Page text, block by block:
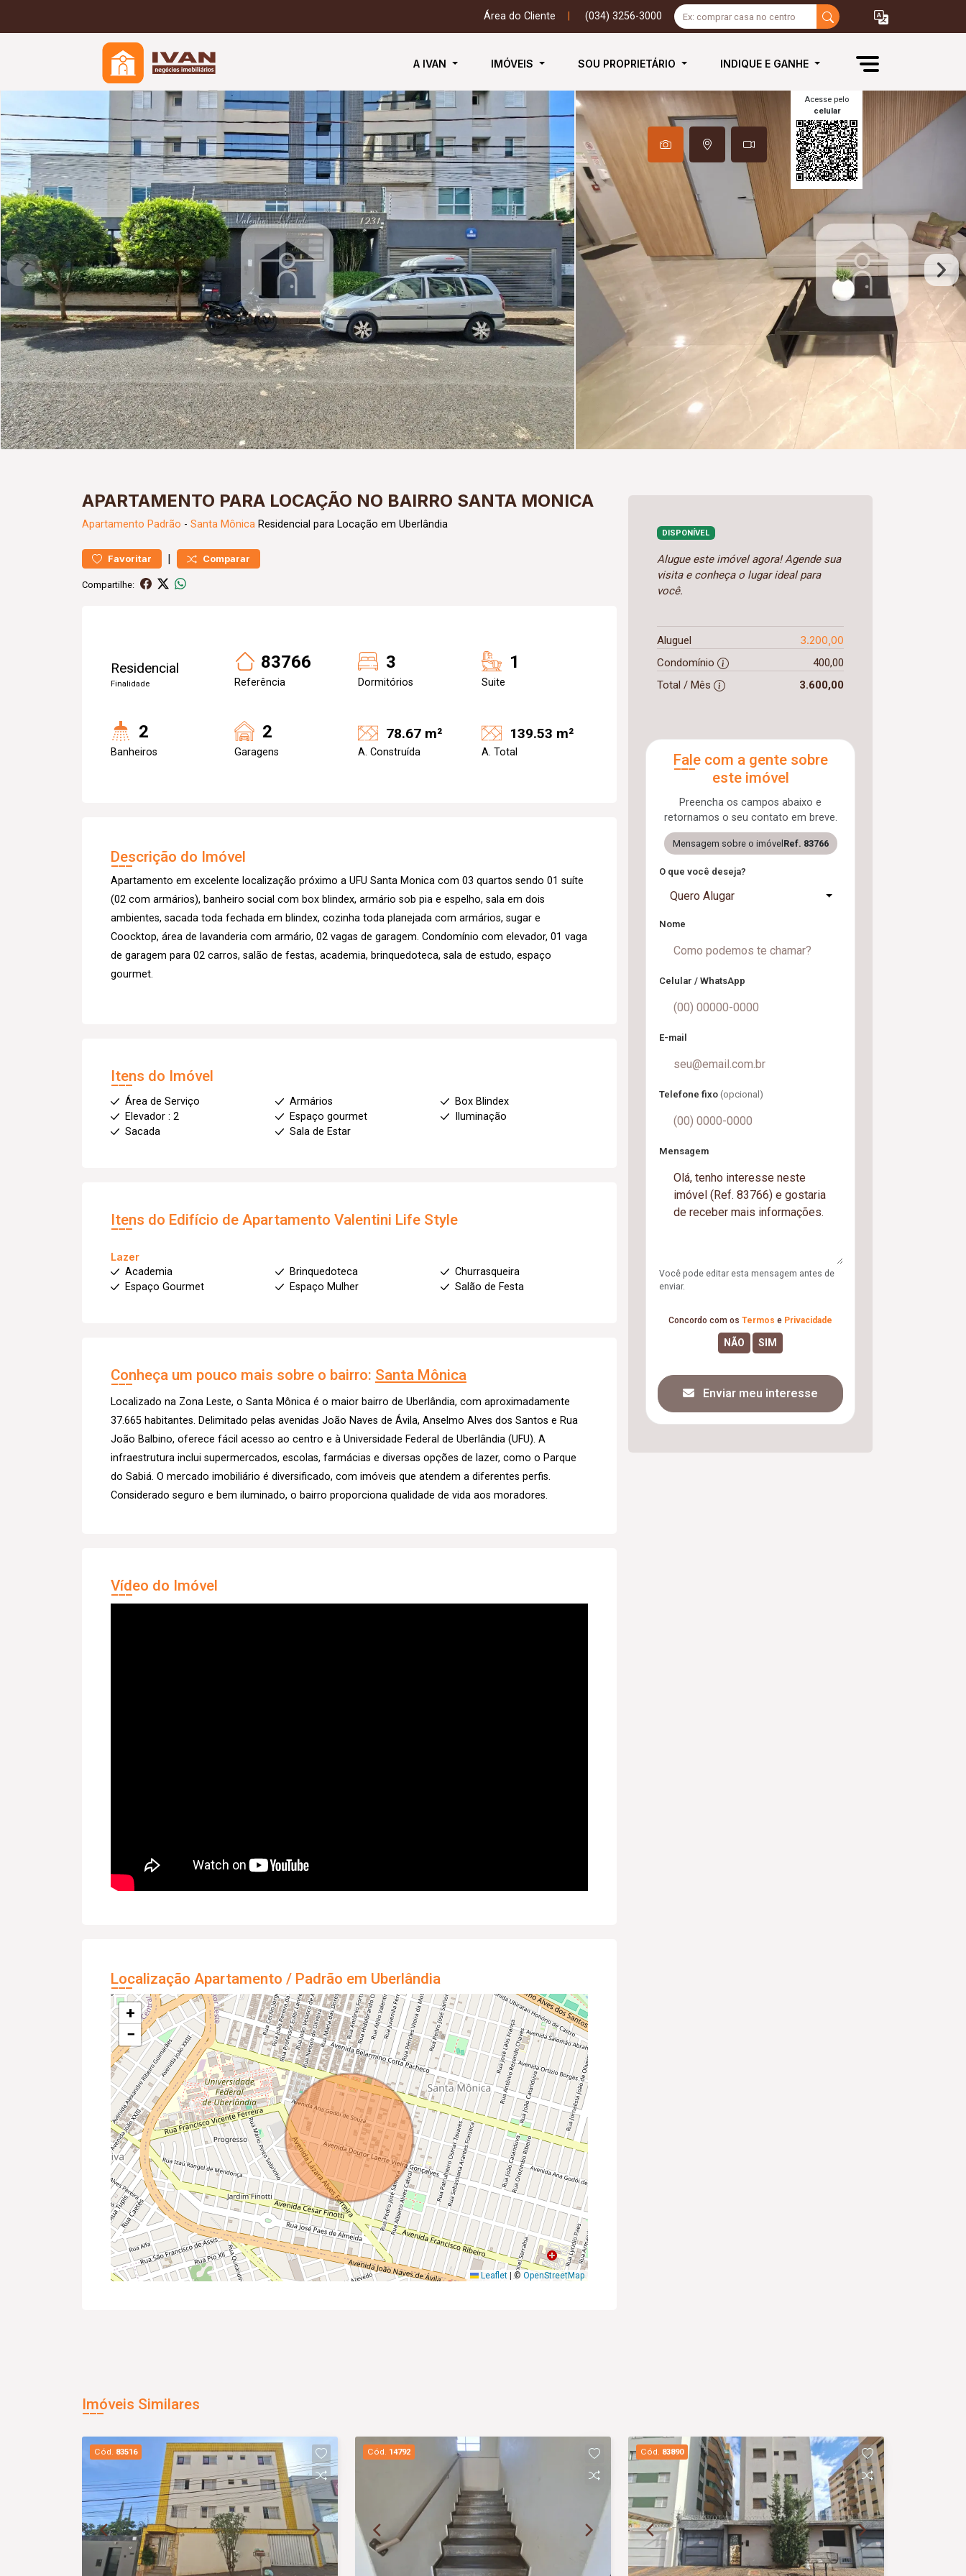
Área do Cliente (034) 3256-3000
A IVAN IMÓVEIS SOU PROPRIETÁRIO INDIQUE E GANHE
Acesse pelo
celular
APARTAMENTO PARA LOCAÇÃO NO BAIRRO SANTA MONICA
Apartamento Padrão - Santa Mônica Residencial para Locação em Uberlândia
Favoritar | Comparar
Compartilhe:
Residencial
Finalidade
83766
Referência
3
Dormitórios
1
Suite
2
Banheiros
2
Garagens
78.67 m²
A. Construída
139.53 m²
A. Total
Descrição do Imóvel
Apartamento em excelente localização próximo a UFU Santa Monica com 03 quartos sendo 01 suíte
(02 com armários), banheiro social com box blindex, armário sob pia e espelho, sala em dois
ambientes, sacada toda fechada em blindex, cozinha toda planejada com armários, sugar e
Coocktop, área de lavanderia com armário, 02 vagas de garagem. Condomínio com elevador, 01 vaga
de garagem para 02 carros, salão de festas, academia, brinquedoteca, sala de estudo, espaço
gourmet.
Itens do Imóvel
Área de Serviço Armários
Box Blindex
Elevador : 2
Espaço gourmet
Iluminação
Sacada
Sala de Estar
Itens do Edifício de Apartamento Valentini Life Style
Lazer
Academia
Brinquedoteca
Churrasqueira
Espaço Gourmet
Espaço Mulher Salão de Festa
Conheça um pouco mais sobre o bairro: Santa Mônica
Localizado na Zona Leste, o Santa Mônica é o maior bairro de Uberlândia, com aproximadamente
37.665 habitantes. Delimitado pelas avenidas João Naves de Ávila, Anselmo Alves dos Santos e Rua
João Balbino, oferece fácil acesso ao centro e à Universidade Federal de Uberlândia (UFU). A
infraestrutura inclui supermercados, escolas, farmácias e diversas opções de lazer, como o Parque
do Sabiá. O mercado imobiliário é diversificado, com imóveis que atendem a diferentes perfis.
Considerado seguro e bem iluminado, o bairro proporciona qualidade de vida aos moradores.
Vídeo do Imóvel
Localização Apartamento / Padrão em Uberlândia
+
−
Leaflet © OpenStreetMap
DISPONÍVEL
Alugue este imóvel agora! Agende sua
visita e conheça o lugar ideal para
você.
Aluguel 3.200,00
Condomínio
400,00
Total / Mês
3.600,00
Fale com a gente sobre
este imóvel
Preencha os campos abaixo e
retornamos o seu contato em breve.
Mensagem sobre o imóvel Ref. 83766
O que você deseja?
Quero Alugar
Nome
Celular / WhatsApp
E-mail
Telefone fixo (opcional)
Mensagem
Você pode editar esta mensagem antes de
enviar.
Concordo com os Termos e Privacidade
Enviar meu interesse
Imóveis Similares
Cód. 83516 Cód. 14792 Cód. 83890